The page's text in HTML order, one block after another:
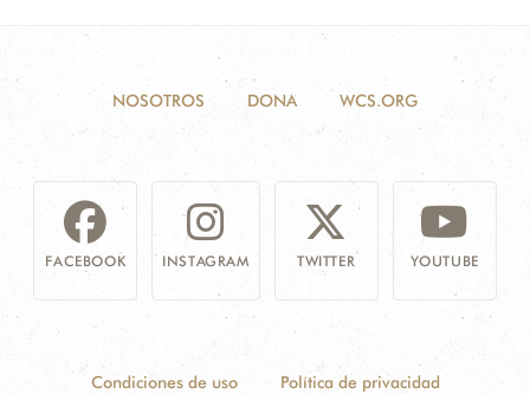
NOSOTROS DONA WCS.ORG
FACEBOOK INSTAGRAM TWITTER YOUTUBE
Condiciones de uso Política de privacidad